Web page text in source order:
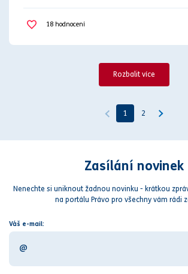
zaměstnavatel
18 hodnocení
Rozbalit více
1 2
Zasílání novinek
Nenechte si uniknout žadnou novinku - krátkou
na portálu Právo pro všechny vám rádi
Váš e-mail: